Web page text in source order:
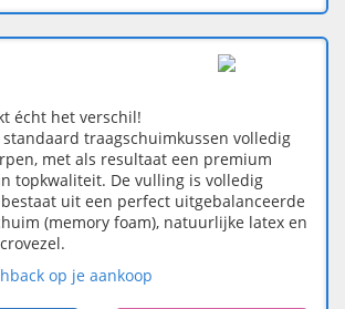
écht het verschil!
traagschuimkussen volledig
met als resultaat een premium
topkwaliteit. De vulling is volledig
uit een perfect uitgebalanceerde
(memory foam), natuurlijke latex en
op je aankoop